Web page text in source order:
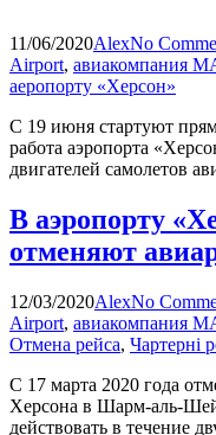
11/06/2020AlexNo
Airport, авиакомпания
аеропорту «Херсон»
С 19 июня стартуют
работа аэропорта
двигателей самолетов
В аэропорту
отменяют
12/03/2020AlexNo
Airport, авиакомпания
Отмена рейса, Чартерні
С 17 марта 2020 года
Херсона в Шарм-аль-
действовать в течение